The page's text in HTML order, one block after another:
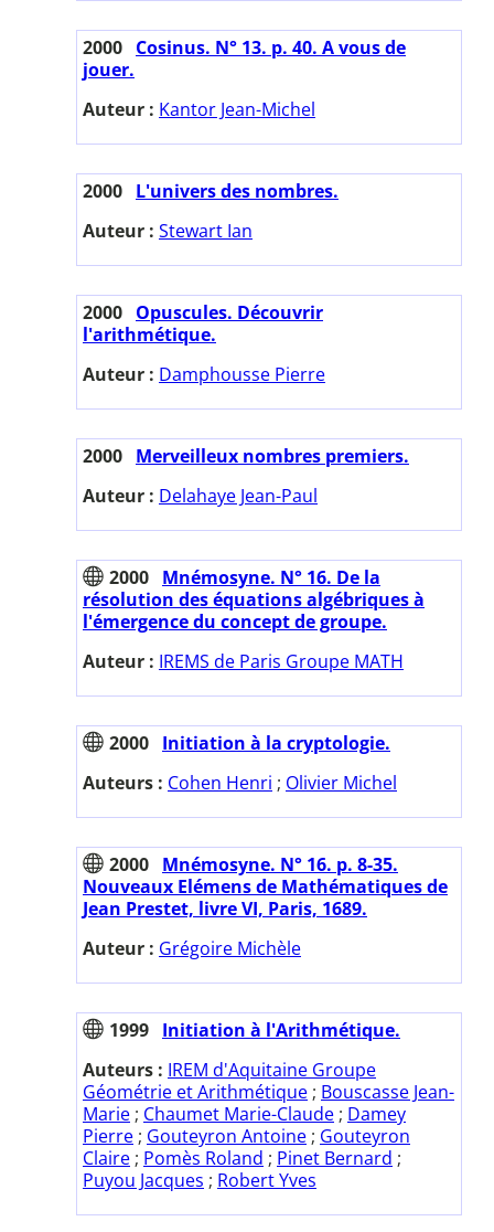
2000 Cosinus. N° 13. p. 40. A vous de
jouer.
Auteur : Kantor Jean-Michel
2000 L'univers des nombres.
Auteur : Stewart Ian
2000 Opuscules. Découvrir
l'arithmétique.
Auteur : Damphousse Pierre
2000 Merveilleux nombres premiers.
Auteur : Delahaye Jean-Paul
2000 Mnémosyne. N° 16. De la
résolution des équations algébriques à
l'émergence du concept de groupe.
Auteur : IREMS de Paris Groupe MATH
2000 Initiation à la cryptologie.
Auteurs : Cohen Henri ; Olivier Michel
2000 Mnémosyne. N° 16. p. 8-35.
Nouveaux Elémens de Mathématiques de
Jean Prestet, livre VI, Paris, 1689.
Auteur : Grégoire Michèle
1999 Initiation à l'Arithmétique.
Auteurs : IREM d'Aquitaine Groupe
Géométrie et Arithmétique ; Bouscasse Jean-
Marie ; Chaumet Marie-Claude ; Damey
Pierre ; Gouteyron Antoine ; Gouteyron
Claire ; Pomès Roland ; Pinet Bernard ;
Puyou Jacques ; Robert Yves